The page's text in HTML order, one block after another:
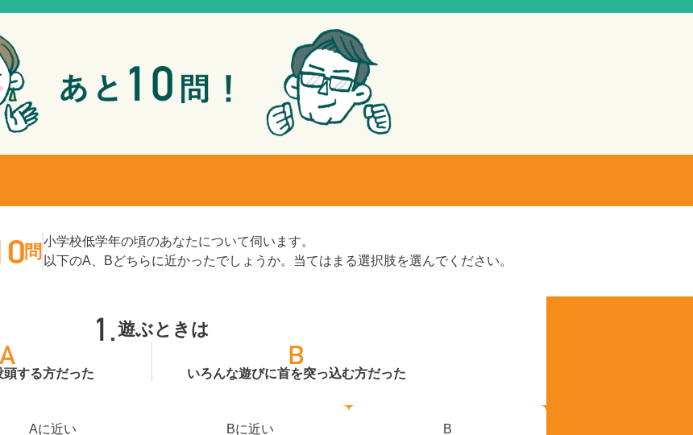
問 小学校低学年の頃のあなたについて伺います。
以下のA、Bどちらに近かったでしょうか。当てはまる選択肢を選んでください。
遊ぶときは
する方だった いろんな遊びに首を突っ込む方だった
Aに近い Bに近い B